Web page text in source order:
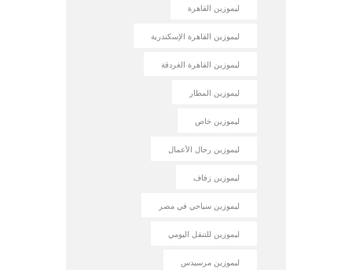
ليموزين القاهرة
ليموزين القاهرة الإسكندرية
ليموزين القاهرة الغردقة
ليموزين المطار
ليموزين خاص
ليموزين رجال الأعمال
ليموزين زفاف
ليموزين سياحي في مصر
ليموزين للتنقل اليومي
ليموزين مرسيدس